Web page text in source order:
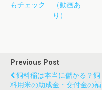
もチェック
（動画あ
り）
Previous Post
飼料稲は本当に儲かる？飼
料用米の助成金・交付金の補